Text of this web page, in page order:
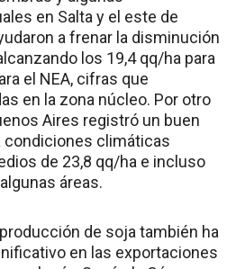
en Salta y el este de
a frenar la disminución
los 19,4 qq/ha para
el NEA, cifras que
en la zona núcleo. Por otro
Aires registró un buen
condiciones climáticas
de 23,8 qq/ha e incluso
áreas.
de soja también ha
en las exportaciones